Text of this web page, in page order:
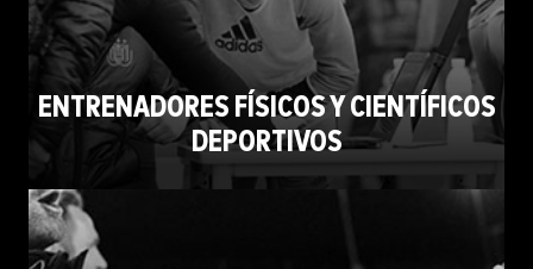
ENTRENADORES FÍSICOS Y CIENTÍFICOS
DEPORTIVOS